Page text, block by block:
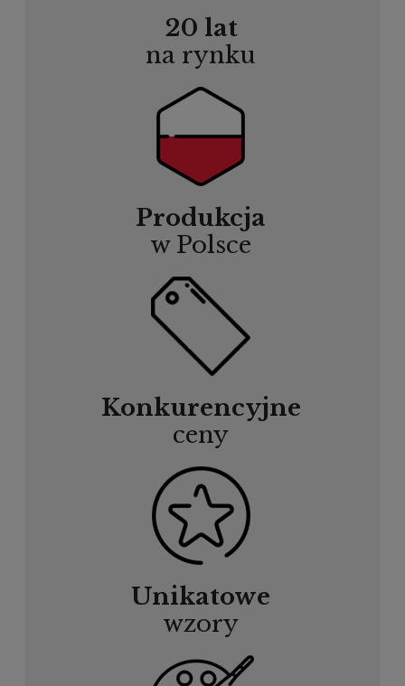
20 lat
na rynku
Produkcja
w Polsce
Konkurencyjne
ceny
Unikatowe
wzory